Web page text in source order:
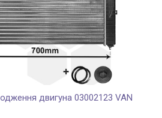
двигуна 03002123 VAN